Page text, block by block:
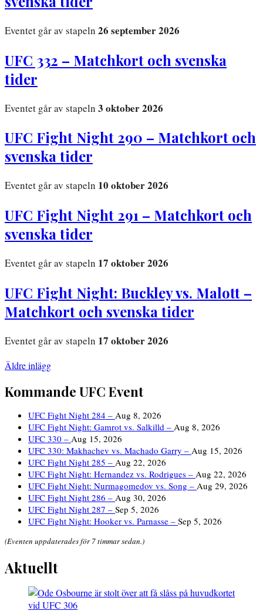
Eventet går av stapeln 26 september 2026
UFC 332 – Matchkort och svenska
tider
Eventet går av stapeln 3 oktober 2026
UFC Fight Night 290 – Matchkort och
svenska tider
Eventet går av stapeln 10 oktober 2026
UFC Fight Night 291 – Matchkort och
svenska tider
Eventet går av stapeln 17 oktober 2026
UFC Fight Night: Buckley vs. Malott –
Matchkort och svenska tider
Eventet går av stapeln 17 oktober 2026
Inläggsnavigering
Äldre inlägg
Kommande UFC Event
UFC Fight Night 284 – Aug 8, 2026
UFC Fight Night: Gamrot vs. Salkilld – Aug 8, 2026
UFC 330 – Aug 15, 2026
UFC 330: Makhachev vs. Machado Garry – Aug 15, 2026
UFC Fight Night 285 – Aug 22, 2026
UFC Fight Night: Hernandez vs. Rodrigues – Aug 22, 2026
UFC Fight Night: Nurmagomedov vs. Song – Aug 29, 2026
UFC Fight Night 286 – Aug 30, 2026
UFC Fight Night 287 – Sep 5, 2026
UFC Fight Night: Hooker vs. Parnasse – Sep 5, 2026
(Eventen uppdaterades för 7 timmar sedan.)
Aktuellt